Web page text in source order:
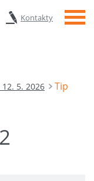
Kontakty Menu
5. 2026
Tip